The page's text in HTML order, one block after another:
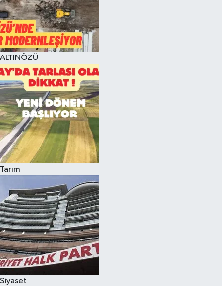
ALTINÖZÜ
Tarım
Siyaset